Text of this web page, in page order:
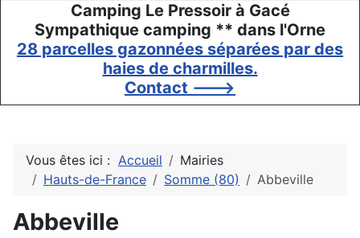
Camping Le Pressoir à Gacé
Sympathique camping ** dans l'Orne
28 parcelles gazonnées séparées par des
haies de charmilles.
Contact --->
Vous êtes ici : Accueil
Mairies
Hauts-de-France
Somme (80) Abbeville
Abbeville